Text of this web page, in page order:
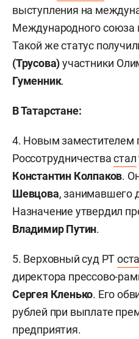
выступления на
Международного союза
Такой же статус
(Трусова)участники
Гуменник.
В Татарстане:
4. Новым заместителем
Россотрудничествастал
Константин Колпаков.
Шевцова, занимавшего
Назначение утвердил
Владимир Путин.
5. Верховный суд РТ
директора прессово-
Сергея Кленько. Его
рублей при выплате
предприятия.